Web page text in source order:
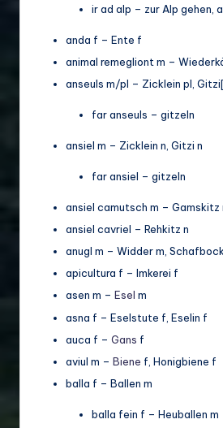
o
di
rs
ir ad alp – zur Alp gehen,
anda f – Ente f
animal remegliont m –
anseuls m/pl – Zicklein pl,
far anseuls – gitzeln
ansiel m – Zicklein n, Gitzi n
far ansiel – gitzeln
ansiel camutsch m – Gamskitz
ansiel cavriel – Rehkitz n
anugl m – Widder m,
apicultura f – Imkerei f
asen m – Esel m
asna f – Eselstute f, Eselin f
auca f – Gans f
aviul m – Biene f, Honigbiene f
balla f – Ballen m
balla fein f – Heuballen m